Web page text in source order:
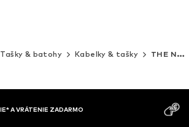
Tašky & batohy Kabelky & tašky THE NORTH FACE
DOBIERKA
MOŽNOSŤ